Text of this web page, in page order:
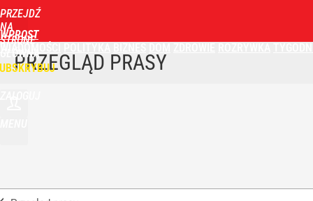
PRZEJDŹ
NA
STRONĘ
GŁÓWNĄ
WPROST
PRZEGLĄD PRASY